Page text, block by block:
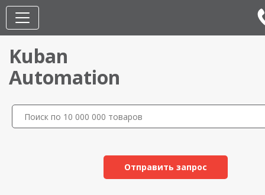
Kuban
Automation
Отправить запрос